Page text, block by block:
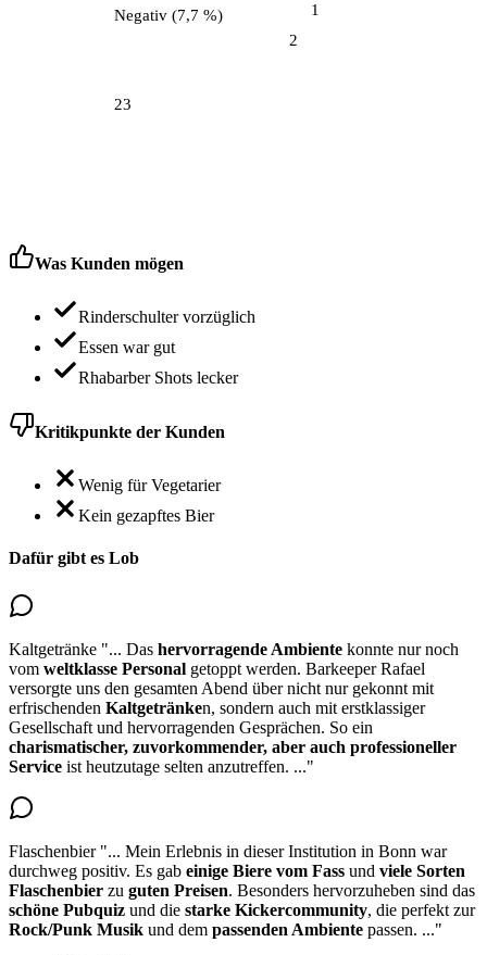
2
Negativ(7,7 %) 1
23
Was Kunden mögen
Rinderschulter vorzüglich
Essen war gut
Rhabarber Shots lecker
Kritikpunkte der Kunden
Wenig für Vegetarier
Kein gezapftes Bier
Dafür gibt es Lob
Kaltgetränke "... Das hervorragende Ambiente konnte nur noch
vom weltklasse Personal getoppt werden. Barkeeper Rafael
versorgte uns den gesamten Abend über nicht nur gekonnt mit
erfrischenden Kaltgetränken, sondern auch mit erstklassiger
Gesellschaft und hervorragenden Gesprächen. So ein
charismatischer, zuvorkommender, aber auch professioneller
Service ist heutzutage selten anzutreffen. ..."
Flaschenbier "... Mein Erlebnis in dieser Institution in Bonn war
durchweg positiv. Es gab einige Biere vom Fass und viele Sorten
Flaschenbier zu guten Preisen. Besonders hervorzuheben sind das
schöne Pubquiz und die starke Kickercommunity, die perfekt zur
Rock/Punk Musik und dem passenden Ambiente passen. ..."